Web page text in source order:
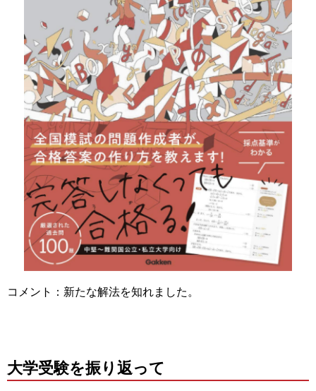
コメント：新たな解法を知れました。
大学受験を振り返って